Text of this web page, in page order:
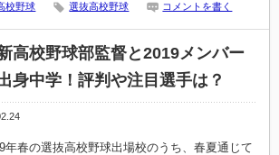
校野球 選抜高校野球 コメントを書く
高校野球部監督と2019メンバー
身中学！評判や注目選手は？
年春の選抜高校野球出場校のうち、春夏通じて